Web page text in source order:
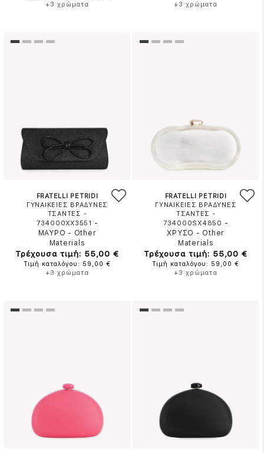
+3 χρώματα
+3 χρώματα
FRATELLI PETRIDI
ΓΥΝΑΙΚΕΙΕΣ ΒΡΑΔΥΝΕΣ
ΤΣΑΝΤΕΣ -
734000XX3551 -
ΜΑΥΡΟ - Other
Materials
Τρέχουσα τιμή: 55,00 €
Τιμή καταλόγου: 59,00 €
+3 χρώματα
FRATELLI PETRIDI
ΓΥΝΑΙΚΕΙΕΣ ΒΡΑΔΥΝΕΣ
ΤΣΑΝΤΕΣ -
734000SX4850 -
ΧΡΥΣΟ - Other
Materials
Τρέχουσα τιμή: 55,00 €
Τιμή καταλόγου: 59,00 €
+3 χρώματα